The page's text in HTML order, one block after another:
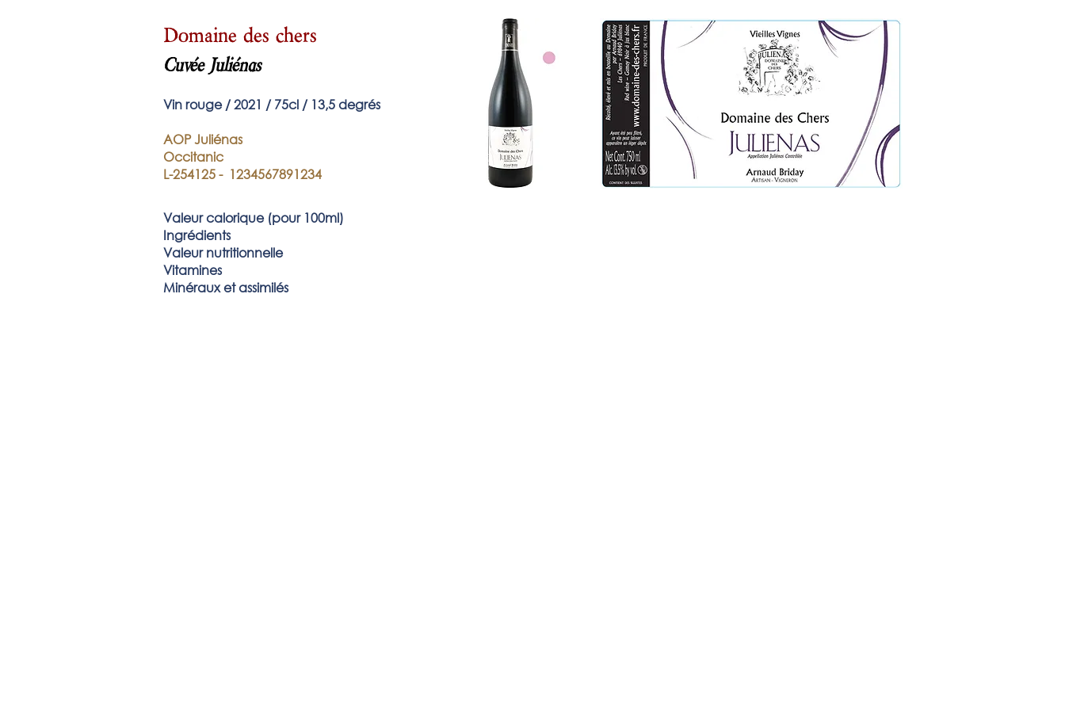
Domaine des chers
Cuvée Juliénas
Vin rouge / 2021 / 75cl / 13,5 degrés
AOP Juliénas
Occitanic
L-254125 - 1234567891234​
Valeurcalorique (pour 100ml)
Ingrédients
Valeur nutritionnelle
Vitamines
Minéraux et assimilés